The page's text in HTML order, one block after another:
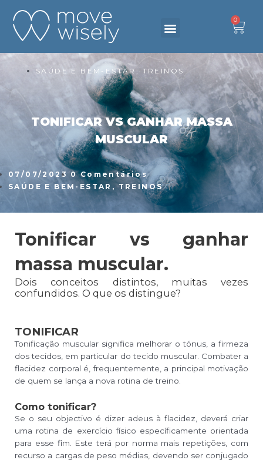
0
SAÚDE E BEM-ESTAR , TREINOS
TONIFICAR VS GANHAR MASSA
MUSCULAR
07/07/2023 0 Comentários
SAÚDE E BEM-ESTAR ,TREINOS
Tonificar vs ganhar
massa muscular.
Dois conceitos distintos, muitas vezes
confundidos. O que os distingue?
TONIFICAR
Tonificação muscular significa melhorar o tónus, a firmeza
dos tecidos, em particular do tecido muscular. Combater a
flacidez corporal é, frequentemente, a principal motivação
de quem se lança a nova rotina de treino.
Como tonificar?
Se o seu objectivo é dizer adeus à flacidez, deverá criar
uma rotina de exercício físico específicamente orientada
para esse fim. Este terá por norma mais repetições, com
recurso a cargas de peso médias, devendo ser conjugado